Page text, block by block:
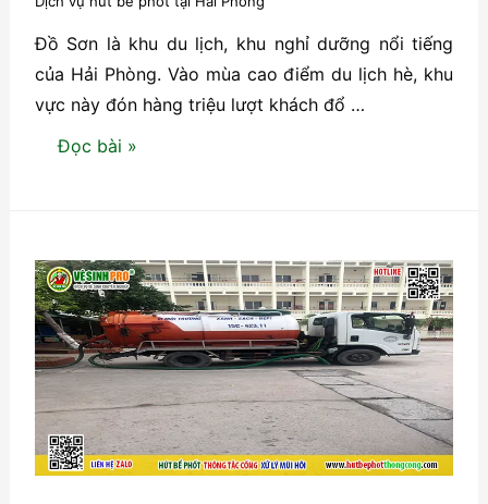
Thể
Cần
Đục
Phá
Đồ Sơn là khu du lịch, khu nghỉ dưỡng nổi tiếng
của Hải Phòng. Vào mùa cao điểm du lịch hè, khu
vực này đón hàng triệu lượt khách đổ …
Hút
Kỳ
Tại
Đồ
Sơn,
Hải
Phòng
–
Có
Đọc bài »